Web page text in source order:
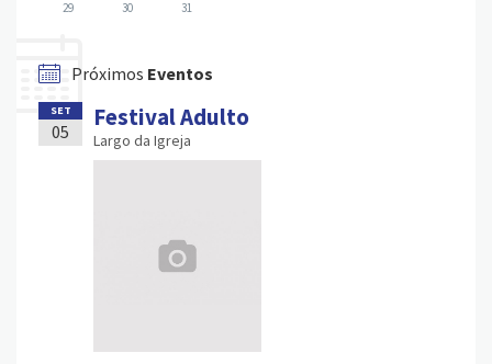
29 30 31
Próximos Eventos
SET
05 Festival Adulto
Largo da Igreja